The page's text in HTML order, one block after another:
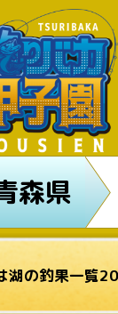
森県
湖の釣果一覧